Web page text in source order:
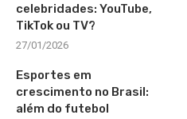
celebridades: YouTube,
TikTok ou TV?
27/01/2026
Esportes em
crescimento no Brasil:
além do futebol